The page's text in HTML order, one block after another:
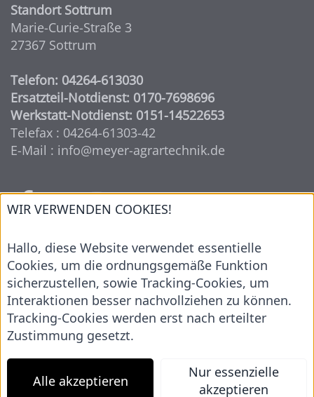
Standort Sottrum
Marie-Curie-Straße 3
27367 Sottrum
Telefon: 04264-613030
Ersatzteil-Notdienst: 0170-7698696
Werkstatt-Notdienst: 0151-14522653
Telefax : 04264-61303-42
E-Mail : info@meyer-agrartechnik.de
UNSERE MARKEN
WIR VERWENDEN COOKIES!
Hallo, diese Website verwendet essentielle
Cookies, um die ordnungsgemäße Funktion
sicherzustellen, sowie Tracking-Cookies, um
Interaktionen besser nachvollziehen zu können.
Tracking-Cookies werden erst nach erteilter
Zustimmung gesetzt.
Alle akzeptieren
Nur essenzielle
akzeptieren